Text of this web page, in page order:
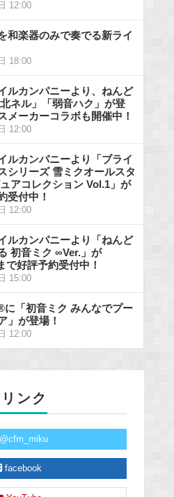
12:00
和楽器のみで奏でる新ライ
18:00
ルカンパニーより、ねんど
ネル」「弱音ハク」が登
メーカーコラボも開催中！
12:00
ルカンパニーより「ブライ
シリーズ 雪ミクオールスタ
アコレクション Vol.1」が
受付中！
12:00
ルカンパニーより「ねんど
初音ミク ∞Ver.」が
で好評予約受付中！
15:00
に「初音ミク みんなでプー
」が登場！
12:00
ンク
facebook